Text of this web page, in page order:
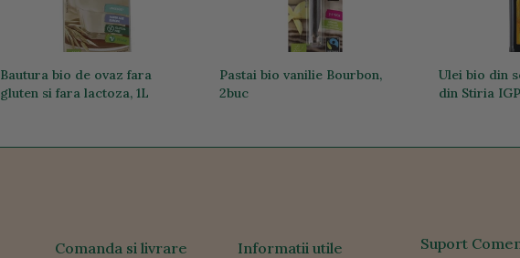
Bautura bio de ovaz fara
gluten si fara lactoza, 1L
Pastai bio vanilie Bourbon,
2buc
Ulei bio din
din Stiria
Comanda si livrare Informatii utile Suport